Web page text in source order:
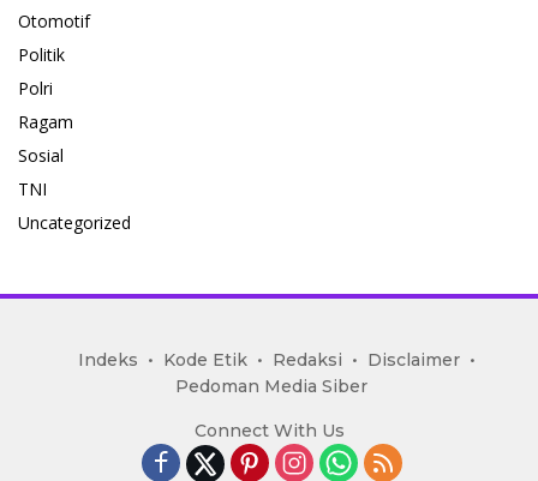
Otomotif
Politik
Polri
Ragam
Sosial
TNI
Uncategorized
mediakoran.com
Indeks Kode Etik Redaksi
Disclaimer
Pedoman Media Siber
Connect With Us